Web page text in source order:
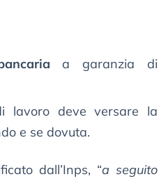
a garanzia di
lavoro deve versare la
e se dovuta.
dall’Inps, “a seguito